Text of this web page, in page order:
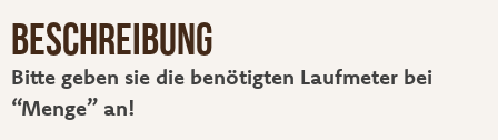
Beschreibung
Bitte geben sie die benötigten Laufmeter bei
“Menge” an!